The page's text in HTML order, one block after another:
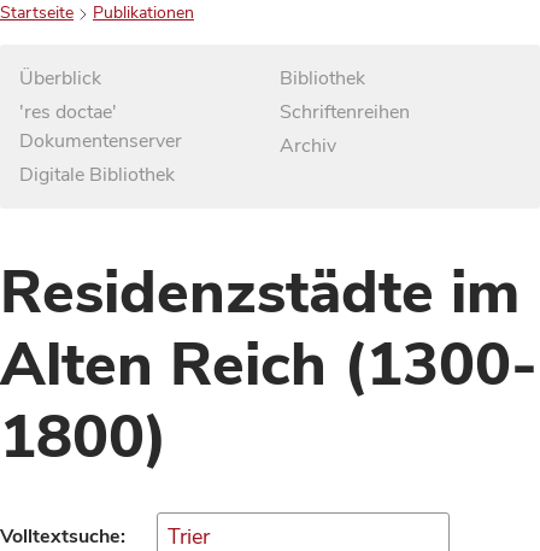
Startseite Publikationen
Überblick
'res doctae'
Dokumentenserver
Digitale Bibliothek
Bibliothek
Schriftenreihen
Archiv
Residenzstädte im
Alten Reich (1300-
1800)
Volltextsuche: